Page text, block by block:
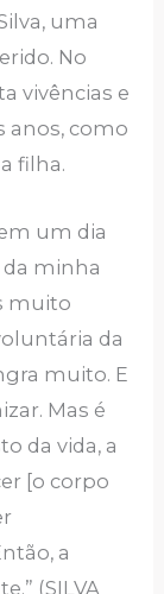
uma
No
vivências e
anos, como
filha.
um dia
da minha
muito
da
muito. E
Mas é
da vida, a
[o corpo
a
(SILVA